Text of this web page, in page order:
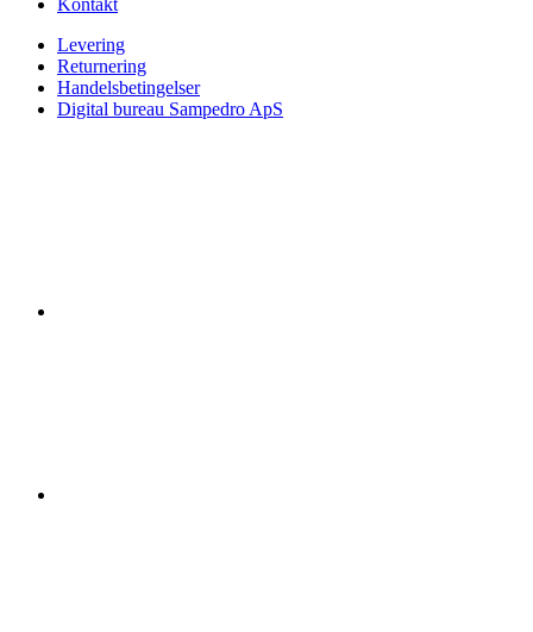
Levering
Returnering
Handelsbetingelser
Digital bureau Sampedro ApS